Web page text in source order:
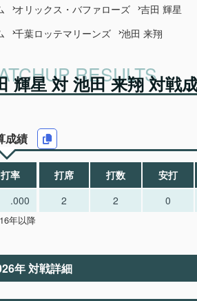
オリックス・バファローズ
吉田 輝星
千葉ロッテマリーンズ 池田 来翔
輝星 対 池田 来翔 対戦
成績
打率 打席 打数 安打
.000
2 2 0
年以降
年 対戦詳細